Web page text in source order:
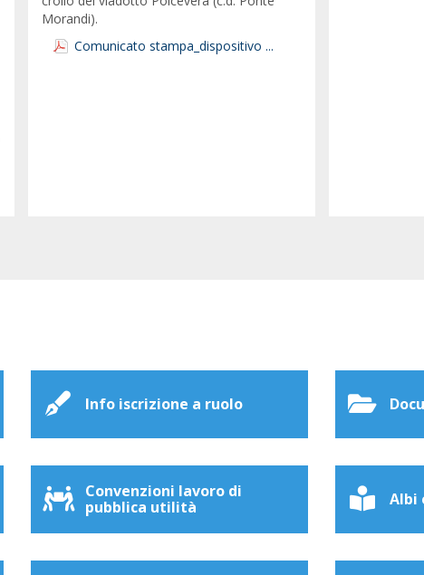
Morandi).
Comunicato stampa_dispositivo ...
Info iscrizione a ruolo
Convenzioni lavoro di
pubblica utilità
Albi